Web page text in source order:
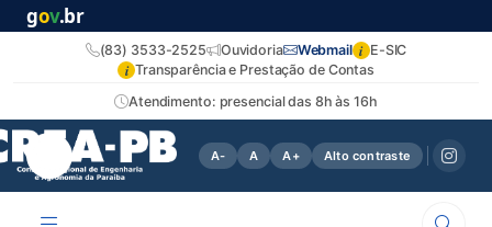
gov.br
Atendimento: presencial das 8h às 16h
(83) 3533-2525 Ouvidoria Webmail i E-SIC
i Transparência e Prestação de Contas
A- A A+ Alto contraste